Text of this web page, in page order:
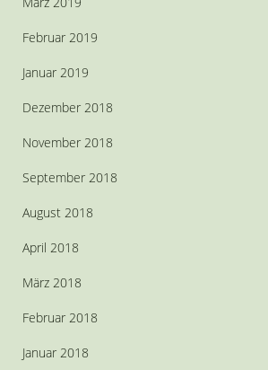
Februar 2019
Januar 2019
Dezember 2018
November 2018
September 2018
August 2018
April 2018
März 2018
Februar 2018
Januar 2018